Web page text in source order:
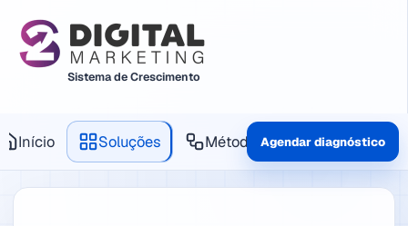
Sistema de Crescimento
Início Soluções Método Produtos
Agendar diagnóstico